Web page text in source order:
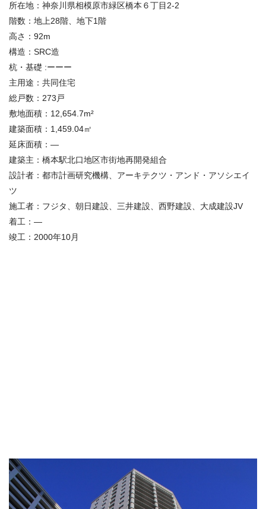
所在地： 神奈川県相模原市緑区橋本６丁目2-2
階数： 地上28階、地下1階
高さ： 92m
構造：SRC造
杭・基礎 :ーーー
主用途：共同住宅
総戸数： 273戸
敷地面積： 12,654.7m²
建築面積： 1,459.04㎡
延床面積： ―
建築主： 橋本駅北口地区市街地再開発組合
設計者： 都市計画研究機構、アーキテクツ・アンド・アソシエイ
ツ
施工者： フジタ、朝日建設、三井建設、西野建設、大成建設JV
着工 ：—
竣工： 2000年10月